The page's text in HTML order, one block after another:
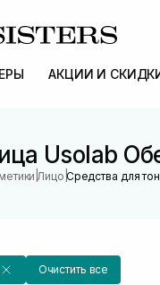
АКЦИИ И
Usolab
|Лицо |Средства для
Очистить все